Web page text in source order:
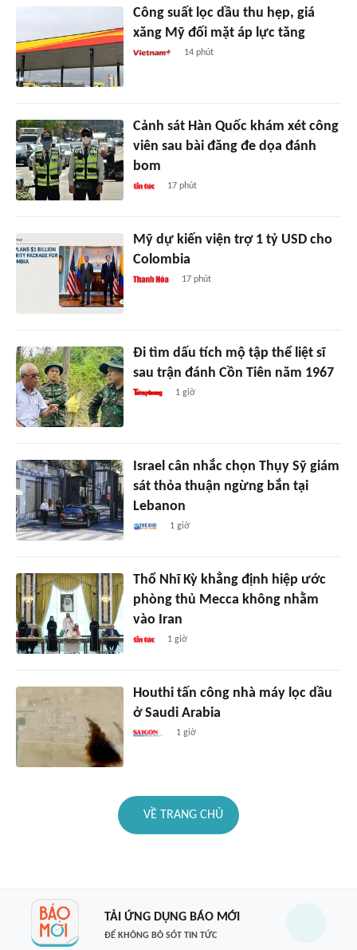
Công suất lọc dầu thu hẹp, giá
xăng Mỹ đối mặt áp lực tăng
14 phút
Cảnh sát Hàn Quốc khám xét công
viên sau bài đăng đe dọa đánh
bom
17 phút
Mỹ dự kiến viện trợ 1 tỷ USD cho
Colombia
17 phút
Đi tìm dấu tích mộ tập thể liệt sĩ
sau trận đánh Cồn Tiên năm 1967
1 giờ
Israel cân nhắc chọn Thụy Sỹ giám
sát thỏa thuận ngừng bắn tại
Lebanon
1 giờ
Thổ Nhĩ Kỳ khẳng định hiệp ước
phòng thủ Mecca không nhằm
vào Iran
1 giờ
Houthi tấn công nhà máy lọc dầu
ở Saudi Arabia
1 giờ
VỀ TRANG CHỦ
TẢI ỨNG DỤNG BÁO MỚI
ĐỂ KHÔNG BỎ SÓT TIN TỨC